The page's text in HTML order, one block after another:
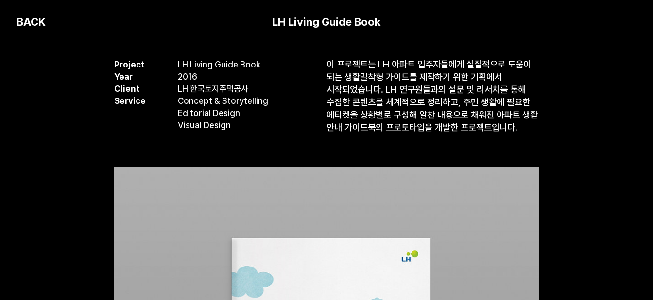
LH Living Guide Book
Project
LH Living Guide Book
Year
2016
Client
LH 한국토지주택공사
Service
Concept & Storytelling
Editorial Design
Visual Design
이 프로젝트는 LH 아파트 입주자들에게 실질적으로 도움이
되는 생활밀착형 가이드를 제작하기 위한 기획에서
시작되었습니다. LH 연구원들과의 설문 및 리서치를 통해
수집한 콘텐츠를 체계적으로 정리하고, 주민 생활에 필요한
에티켓을 상황별로 구성해 알찬 내용으로 채워진 아파트 생활
안내 가이드북의 프로토타입을 개발한 프로젝트입니다.